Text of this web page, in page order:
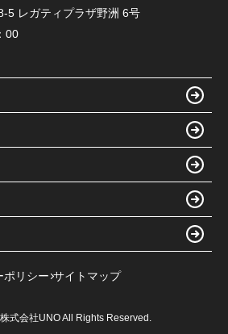
5 レガティプラザ野洲 6号
00
ポリシー サイトマップ
式会社UNO All Rights Reserved.